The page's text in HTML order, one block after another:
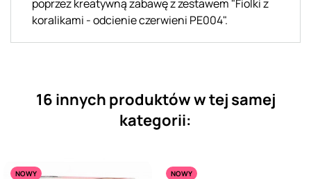
poprzez kreatywną zabawę z zestawem "Fiolki z
koralikami - odcienie czerwieni PE004".
16 innych produktów w tej samej
kategorii:
NOWY
NOWY